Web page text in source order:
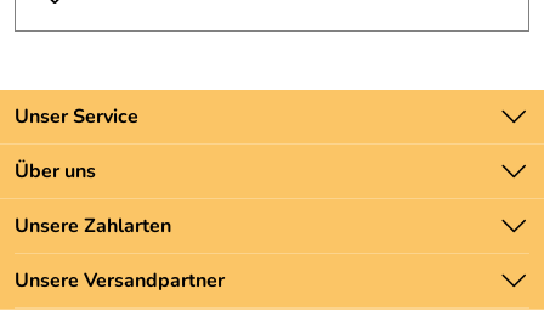
Thermofutter: 100% Polyester
Unser Service
Kontakt
Batteriegesetz
Newsletter
Zahlung und Versand
Über uns
Unsere Bestseller
Marken
Neu
Unsere Zahlarten
Unsere Versandpartner